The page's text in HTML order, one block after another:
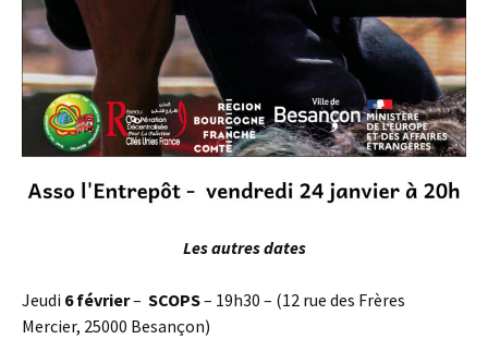
Les autres dates
Jeudi 6 février– SCOPS– 19h30 – (12 rue des Frères
Mercier, 25000 Besançon)